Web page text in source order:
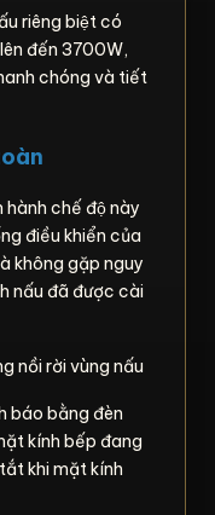
riêng biệt có
đến 3700W,
chóng và tiết
hành chế độ này
điều khiển của
không gặp nguy
nấu đã được cài
nồi rời vùng nấu
báo bằng đèn
kính bếp đang
khi mặt kính